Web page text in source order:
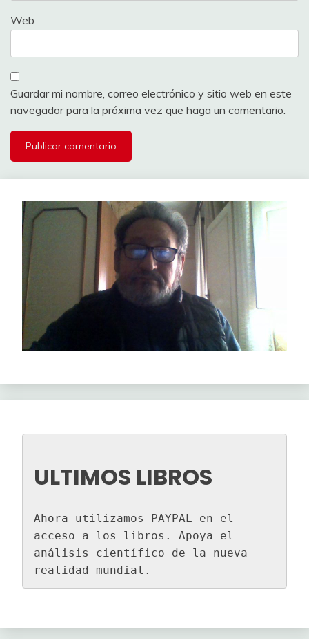
Web
Guardar mi nombre, correo electrónico y sitio web en este
navegador para la próxima vez que haga un comentario.
ULTIMOS LIBROS
Ahora utilizamos PAYPAL en el
acceso a los libros. Apoya el
análisis científico de la nueva
realidad mundial.